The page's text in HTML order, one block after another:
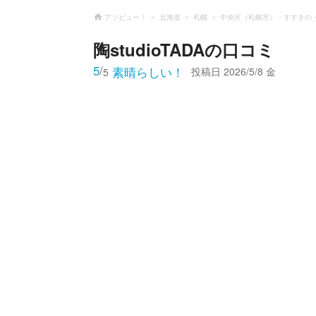
アソビュー！ 北海道 札幌 中央区（札幌市）・すすきの
陶studioTADAの口コミ
5/5 素晴らしい！ 投稿日 2026/5/8 金